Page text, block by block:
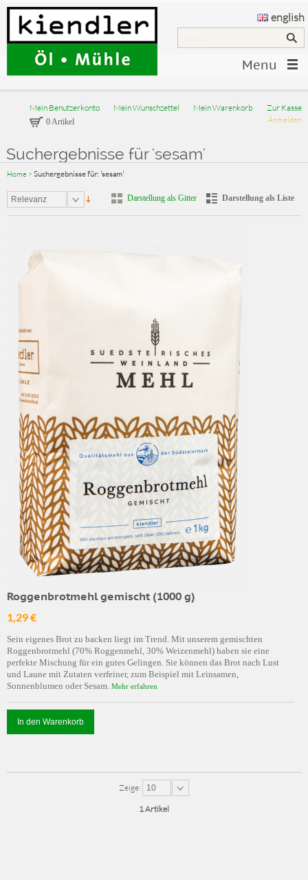
english
Menu
Mein Benutzerkonto Mein Wunschzettel Mein Warenkorb Zur Kasse
Anmelden
0 Artikel
Suchergebnisse für 'sesam'
Home > Suchergebnisse für: 'sesam'
Relevanz Darstellung als Gitter Darstellung als Liste
Roggenbrotmehl gemischt (1000 g)
1,29 €
Sein eigenes Brot zu backen liegt im Trend. Mit unserem gemischten
Roggenbrotmehl (70% Roggenmehl, 30% Weizenmehl) haben sie eine
perfekte Mischung für ein gutes Gelingen. Sie können das Brot nach Lust
und Laune mit Zutaten verfeiner, zum Beispiel mit Leinsamen,
Sonnenblumen oder Sesam. Mehr erfahren
In den Warenkorb
Zeige: 10
1 Artikel